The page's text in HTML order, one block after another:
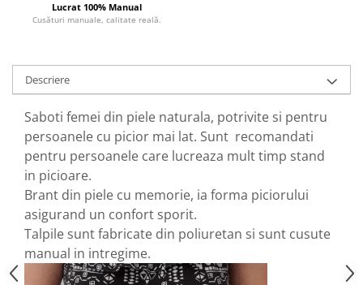
Lucrat 100% Manual
Cusături manuale, calitate reală.
Descriere
Saboti femei din piele naturala, potrivite si pentru
persoanele cu picior mai lat. Sunt recomandati
pentru persoanele care lucreaza mult timp stand
in picioare.
Brant din piele cu memorie, ia forma piciorului
asigurand un confort sporit.
Talpile sunt fabricate din poliuretan si sunt cusute
manual in intregime.